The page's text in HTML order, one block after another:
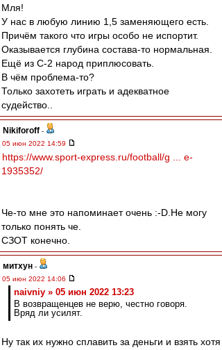
Мля!
У нас в любую линию 1,5 заменяющего есть.
Причём такого что игры особо не испортит.
Оказывается глубина состава-то нормальная.
Ещё из С-2 народ приплюсовать.
В чём проблема-то?
Только захотеть играть и адекватное
судейство..
Nikiforoff -
05 июн 2022 14:59
https://www.sport-express.ru/football/g ... e-
1935352/
Че-то мне это напоминает очень :-D.Не могу
только понять че.
СЗОТ конечно.
митхун -
05 июн 2022 14:06
naivniy » 05 июн 2022 13:23
В возвращенцев не верю, честно говоря.
Вряд ли усилят.
Ну так их нужно сплавить за деньги и взять хотя